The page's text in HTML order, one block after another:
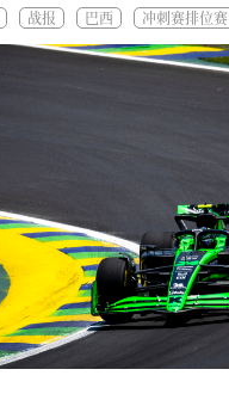
战报 巴西 冲刺赛排位赛